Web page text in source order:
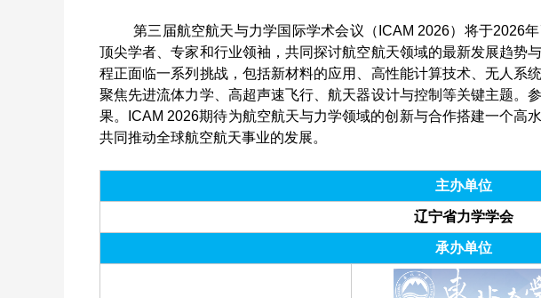
第三届航空航天与力学国际学术会议（ICAM 2026）将于2026年
顶尖学者、专家和行业领袖，共同探讨航空航天领域的最新发展趋势
程正面临一系列挑战，包括新材料的应用、高性能计算技术、无人系
聚焦先进流体力学、高超声速飞行、航天器设计与控制等关键主题。
果。ICAM 2026期待为航空航天与力学领域的创新与合作搭建一个高
共同推动全球航空航天事业的发展。
主办单位
辽宁省力学学会
承办单位